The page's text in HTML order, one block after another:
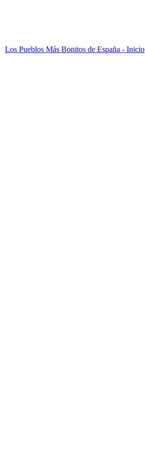
Los Pueblos Más Bonitos de España - Inicio